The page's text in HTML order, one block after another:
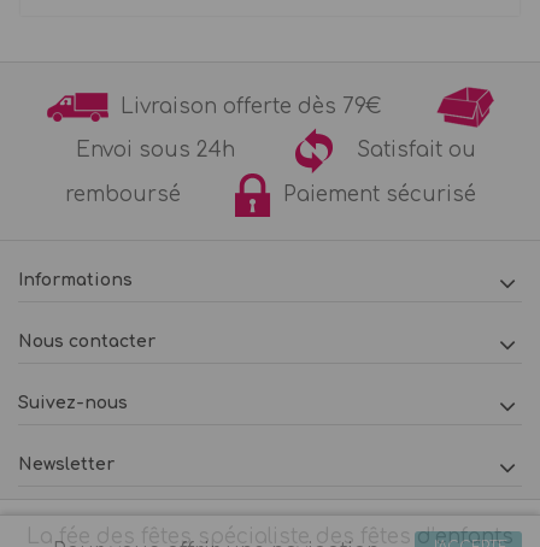
Livraison offerte dès 79€
Envoi sous 24h
Satisfait ou
remboursé
Paiement sécurisé
Informations
Nous contacter
Suivez-nous
Newsletter
La fée des fêtes spécialiste des fêtes d’enfants